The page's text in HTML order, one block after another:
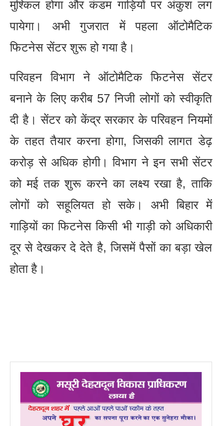
मुश्किल होगा और कंडम गाड़ियों पर अंकुश लग
पायेगा। अभी गुजरात में पहला ऑटोमैटिक
फिटनेस सेंटर शुरू हो गया है।
परिवहन विभाग ने ऑटोमैटिक फिटनेस सेंटर
बनाने के लिए करीब 57 निजी लोगों को स्वीकृति
दी है। सेंटर को केंद्र सरकार के परिवहन नियमों
के तहत तैयार करना होगा, जिसकी लागत डेढ़
करोड़ से अधिक होगी। विभाग ने इन सभी सेंटर
को मई तक शुरू करने का लक्ष्य रखा है, ताकि
लोगों को सहूलियत हो सके। अभी बिहार में
गाड़ियों का फिटनेस किसी भी गाड़ी को अधिकारी
दूर से देखकर दे देते है, जिसमें पैसों का बड़ा खेल
होता है।